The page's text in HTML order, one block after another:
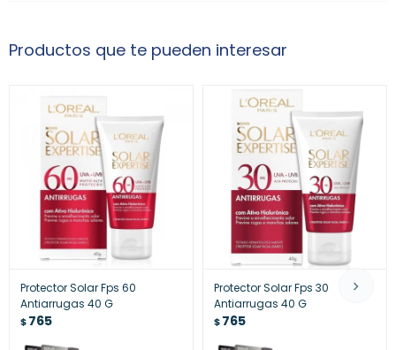
Productos que te pueden interesar
Protector Solar Fps 60
Antiarrugas 40 G
$765
Protector Solar Fps 30
Antiarrugas 40 G
$765